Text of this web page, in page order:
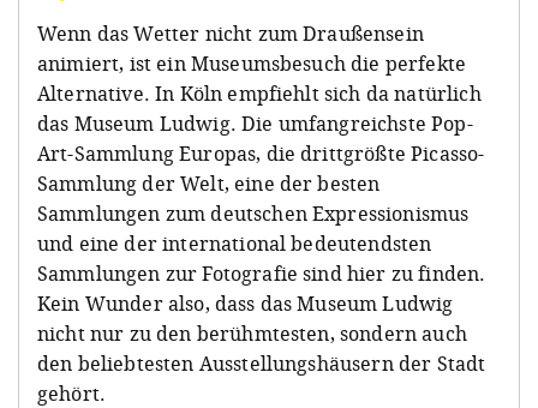
Wenn das Wetter nicht zum Draußensein
animiert, ist ein Museumsbesuch die perfekte
Alternative. In Köln empfiehlt sich da natürlich
das Museum Ludwig. Die umfangreichste Pop-
Art-Sammlung Europas, die drittgrößte Picasso-
Sammlung der Welt, eine der besten
Sammlungen zum deutschen Expressionismus
und eine der international bedeutendsten
Sammlungen zur Fotografie sind hier zu finden.
Kein Wunder also, dass das Museum Ludwig
nicht nur zu den berühmtesten, sondern auch
den beliebtesten Ausstellungshäusern der Stadt
gehört.